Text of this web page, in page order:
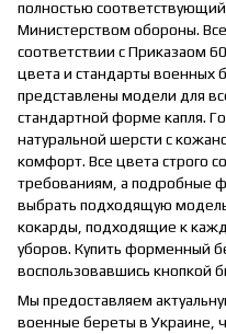
полностью
Министерством обороны.
соответствии с Приказаом
цвета и стандарты военных
представлены модели для
стандартной форме капля.
натуральной шерсти с
комфорт. Все цвета строго
требованиям, а подробные
выбрать подходящую
кокарды, подходящие к
уборов. Купить форменный
воспользовавшись кнопкой
Мы предоставляем
военные береты в Украине,